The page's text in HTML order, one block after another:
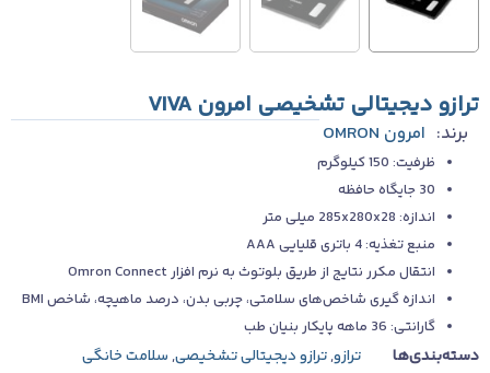
ترازو دیجیتالی تشخیصی امرون VIVA
برند: امرون OMRON
ظرفیت: 150 کیلوگرم
30 جایگاه حافظه
اندازه: 285x280x28 میلی متر
منبع تغذیه: 4 باتری قلیایی AAA
انتقال مکرر نتایج از طریق بلوتوث به نرم افزار Omron Connect
اندازه گیری شاخص‌های سلامتی، چربی بدن، درصد ماهیچه، شاخص BMI
گارانتی: 36 ماهه پایکار بنیان طب
دسته‌بندی‌ها ترازو,ترازو دیجیتالی تشخیصی,سلامت خانگی